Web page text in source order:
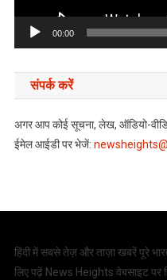
00:00
संपर्क करें
अगर आप कोई सूचना, लेख, ऑडियो-
ईमेल आईडी पर भेजें:
हिंदी में सबसे तेज़ और ताज़ा खबरें पूरे
लिए पढ़ें News Heights वेबसाइट पर